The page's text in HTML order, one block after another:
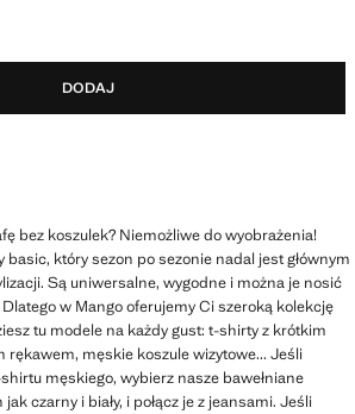
DODAJ
bez koszulek? Niemożliwe do wyobrażenia!
który sezon po sezonie nadal jest głównym
Są uniwersalne, wygodne i można je nosić
w Mango oferujemy Ci szeroką kolekcję
tu modele na każdy gust: t-shirty z krótkim
rękawem, męskie koszule wizytowe... Jeśli
męskiego, wybierz nasze bawełniane
czarny i biały, i połącz je z jeansami. Jeśli